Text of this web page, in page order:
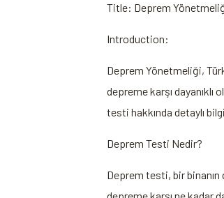
Title: Deprem
Introduction:
Deprem Yönetmeliği,
depreme karşı
testi hakkında detaylı
Deprem Testi Nedir?
Deprem testi, bir binanın